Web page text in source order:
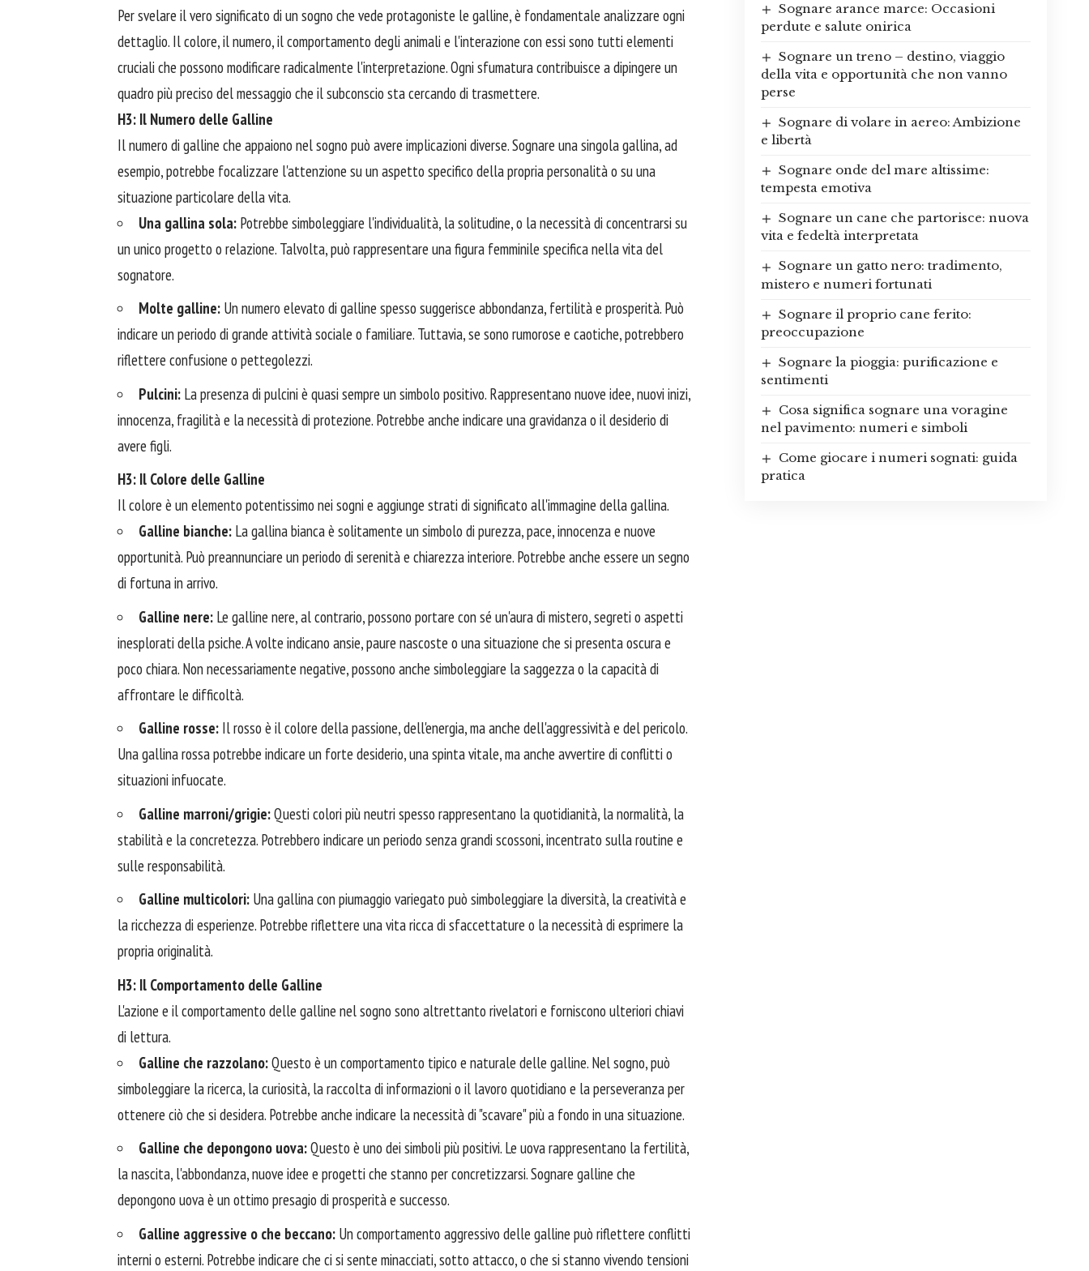
Per svelare il vero significato di un sogno che vede protagoniste le galline, è fondamentale analizzare ogni
dettaglio. Il colore, il numero, il comportamento degli animali e l'interazione con essi sono tutti elementi
cruciali che possono modificare radicalmente l'interpretazione. Ogni sfumatura contribuisce a dipingere un
quadro più preciso del messaggio che il subconscio sta cercando di trasmettere.
H3: Il Numero delle Galline
Il numero di galline che appaiono nel sogno può avere implicazioni diverse. Sognare una singola gallina, ad
esempio, potrebbe focalizzare l'attenzione su un aspetto specifico della propria personalità o su una
situazione particolare della vita.
Una gallina sola: Potrebbe simboleggiare l'individualità, la solitudine, o la necessità di concentrarsi su
un unico progetto o relazione. Talvolta, può rappresentare una figura femminile specifica nella vita del
sognatore.
Molte galline: Un numero elevato di galline spesso suggerisce abbondanza, fertilità e prosperità. Può
indicare un periodo di grande attività sociale o familiare. Tuttavia, se sono rumorose e caotiche, potrebbero
riflettere confusione o pettegolezzi.
Pulcini: La presenza di pulcini è quasi sempre un simbolo positivo. Rappresentano nuove idee, nuovi inizi,
innocenza, fragilità e la necessità di protezione. Potrebbe anche indicare una gravidanza o il desiderio di
avere figli.
H3: Il Colore delle Galline
Il colore è un elemento potentissimo nei sogni e aggiunge strati di significato all'immagine della gallina.
Galline bianche: La gallina bianca è solitamente un simbolo di purezza, pace, innocenza e nuove
opportunità. Può preannunciare un periodo di serenità e chiarezza interiore. Potrebbe anche essere un segno
di fortuna in arrivo.
Galline nere: Le galline nere, al contrario, possono portare con sé un'aura di mistero, segreti o aspetti
inesplorati della psiche. A volte indicano ansie, paure nascoste o una situazione che si presenta oscura e
poco chiara. Non necessariamente negative, possono anche simboleggiare la saggezza o la capacità di
affrontare le difficoltà.
Galline rosse: Il rosso è il colore della passione, dell'energia, ma anche dell'aggressività e del pericolo.
Una gallina rossa potrebbe indicare un forte desiderio, una spinta vitale, ma anche avvertire di conflitti o
situazioni infuocate.
Galline marroni/grigie:Questi colori più neutri spesso rappresentano la quotidianità, la normalità, la
stabilità e la concretezza. Potrebbero indicare un periodo senza grandi scossoni, incentrato sulla routine e
sulle responsabilità.
Galline multicolori: Una gallina con piumaggio variegato può simboleggiare la diversità, la creatività e
la ricchezza di esperienze. Potrebbe riflettere una vita ricca di sfaccettature o la necessità di esprimere la
propria originalità.
H3: Il Comportamento delle Galline
L'azione e il comportamento delle galline nel sogno sono altrettanto rivelatori e forniscono ulteriori chiavi
di lettura.
Galline che razzolano:Questo è un comportamento tipico e naturale delle galline. Nel sogno, può
simboleggiare la ricerca, la curiosità, la raccolta di informazioni o il lavoro quotidiano e la perseveranza per
ottenere ciò che si desidera. Potrebbe anche indicare la necessità di "scavare" più a fondo in una situazione.
Galline che depongono uova:Questo è uno dei simboli più positivi. Le uova rappresentano la fertilità,
la nascita, l'abbondanza, nuove idee e progetti che stanno per concretizzarsi. Sognare galline che
depongono uova è un ottimo presagio di prosperità e successo.
Galline aggressive o che beccano: Un comportamento aggressivo delle galline può riflettere conflitti
interni o esterni. Potrebbe indicare che ci si sente minacciati, sotto attacco, o che si stanno vivendo tensioni
Sognare arance marce: Occasioni
perdute e salute onirica
Sognare un treno – destino, viaggio
della vita e opportunità che non vanno
perse
Sognare di volare in aereo: Ambizione
e libertà
Sognare onde del mare altissime:
tempesta emotiva
Sognare un cane che partorisce: nuova
vita e fedeltà interpretata
Sognare un gatto nero: tradimento,
mistero e numeri fortunati
Sognare il proprio cane ferito:
preoccupazione
Sognare la pioggia: purificazione e
sentimenti
Cosa significa sognare una voragine
nel pavimento: numeri e simboli
Come giocare i numeri sognati: guida
pratica